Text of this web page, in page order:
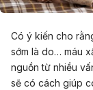
Có ý kiến cho
sớm là do… máu
nguồn từ nhiều
sẽ có cách giúp